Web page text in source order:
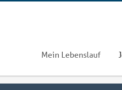
Mein Lebenslauf